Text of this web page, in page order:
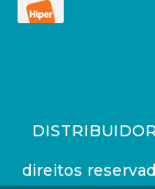
direitos